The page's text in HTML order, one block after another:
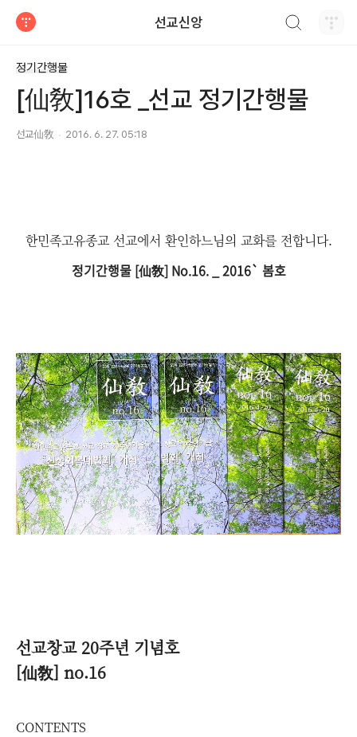
선교신앙
정기간행물
[仙敎]16호 _선교 정기간행물
선교仙敎 2016. 6. 27. 05:18
한민족고유종교 선교에서 환인하느님의 교화를 전합니다.
정기간행물 [仙敎] No.16. _ 2016` 봄호
선교창교 20주년 기념호
[仙敎] no.16
CONTENTS